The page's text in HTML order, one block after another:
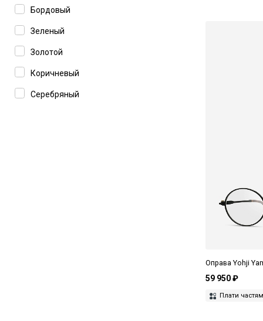
Бордовый
Зеленый
Золотой
Коричневый
Серебряный
Оправа Yohji
59 950 ₽
Плати